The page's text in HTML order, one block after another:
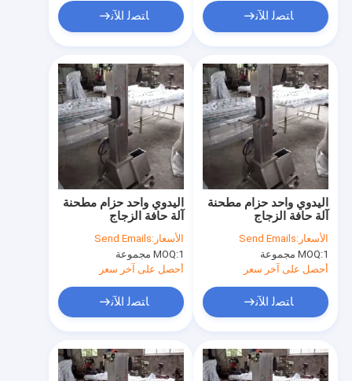
المنتجات
ﺎﺘﺼﻟ ﺍﻶﻧ ﺎﺘﺼﻟ ﺍﻶﻧ
اليدوي واحد حزام مطحنة
آلة حافة الزجاج
الأسعار:Send Emails
MOQ:1 مجموعة
أحصل على آخر سعر
ﺎﺘﺼﻟ ﺍﻶﻧ
اليدوي واحد حزام مطحنة
آلة حافة الزجاج
الأسعار:Send Emails
MOQ:1 مجموعة
أحصل على آخر سعر
ﺎﺘﺼﻟ ﺍﻶﻧ